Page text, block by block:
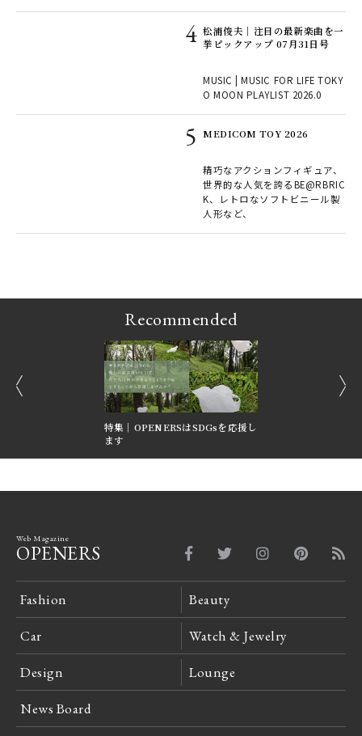
松浦俊夫｜注目の最新楽曲を一
挙ピックアップ 07月31日号
MUSIC | MUSIC FOR LIFE TOKY
O MOON PLAYLIST 2026.0
MEDICOM TOY 2026
精巧なアクションフィギュア、
世界的な人気を誇るBE@RBRIC
K、レトロなソフトビニール製
人形など、
Recommended
特集｜OPENERSはSDGsを応援し
ます
Web Magazine
OPENERS
Fashion Beauty
Car Watch & Jewelry
Design Lounge
News Board